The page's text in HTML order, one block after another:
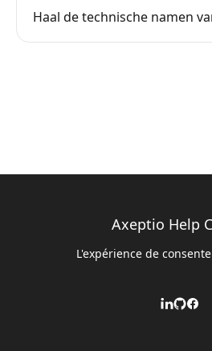
Haal de technische namen
Axeptio Help
L'expérience de